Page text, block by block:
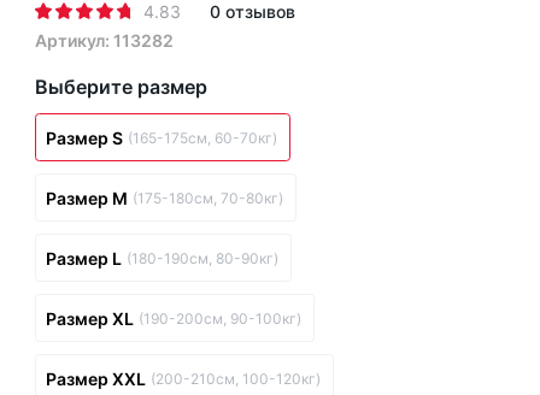
4.83
0 отзывов
Артикул: 113282
Выберите размер
Размер S (165-175см, 60-70кг)
Размер M (175-180см, 70-80кг)
Размер L (180-190см, 80-90кг)
Размер XL (190-200см, 90-100кг)
Размер XXL (200-210см, 100-120кг)